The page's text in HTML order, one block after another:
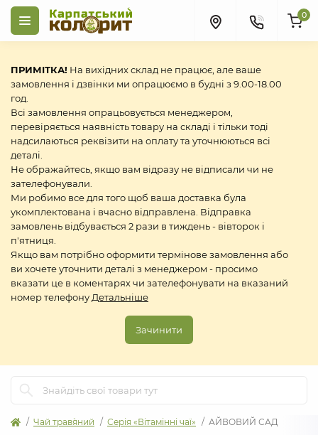
ПРИМІТКА! На вихідних склад не працює, але ваше
замовлення і дзвінки ми опрацюємо в будні з 9.00-18.00
год.
Всі замовлення опрацьовується менеджером,
перевіряється наявність товару на складі і тільки тоді
надсилаються реквізити на оплату та уточнюються всі
деталі.
Не ображайтесь, якщо вам відразу не відписали чи не
зателефонували.
Ми робимо все для того щоб ваша доставка була
укомплектована і вчасно відправлена. Відправка
замовлень відбувається 2 рази в тиждень - вівторок і
п'ятниця.
Якщо вам потрібно оформити термінове замовлення або
ви хочете уточнити деталі з менеджером - просимо
вказати це в коментарях чи зателефонувати на вказаний
номер телефону Детальніше
Зачинити
0
Чай трав`яний Серія «Вітамінні чаї» АЙВОВИЙ САД